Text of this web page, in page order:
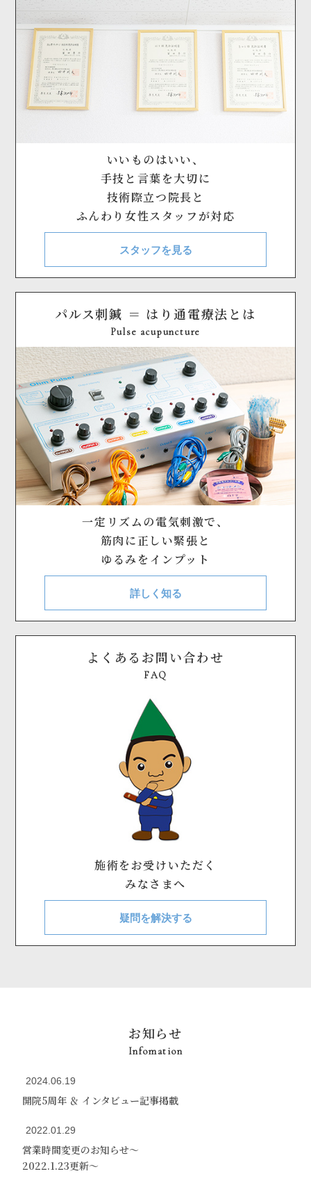
いいものはいい、
手技と言葉を大切に
技術際立つ院長と
ふんわり女性スタッフが対応
スタッフを見る
パルス刺鍼 ＝ はり通電療法とは
Pulse acupuncture
一定リズムの電気刺激で、
筋肉に正しい緊張と
ゆるみをインプット
詳しく知る
よくあるお問い合わせ
FAQ
施術をお受けいただく
みなさまへ
疑問を解決する
お知らせ
Infomation
2024.06.19
開院5周年 ＆ インタビュー記事掲載
2022.01.29
営業時間変更のお知らせ～
2022.1.23更新～